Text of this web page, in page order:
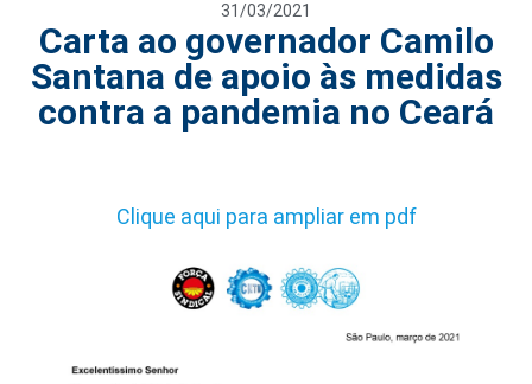
31/03/2021
Carta ao governador Camilo
Santana de apoio às medidas
contra a pandemia no Ceará
Clique aqui para ampliar em pdf